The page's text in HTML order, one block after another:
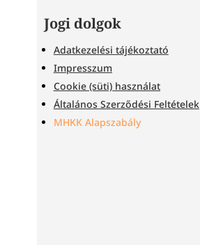
Jogi dolgok
Adatkezelési tájékoztató
Impresszum
Cookie (süti) használat
Általános Szerződési Feltételek
MHKK Alapszabály